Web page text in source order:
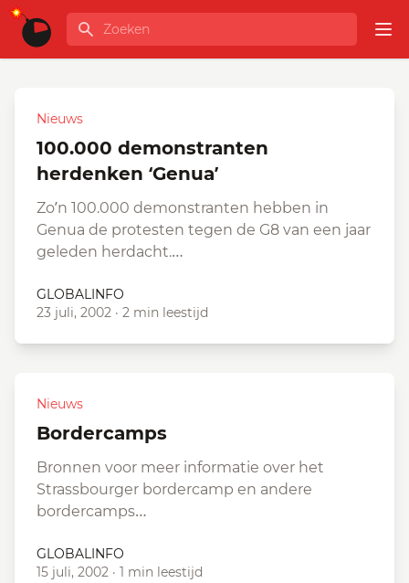
Ga naar de inhoud
GLOBALINFO
Zoeken
Nieuws
100.000 demonstranten
herdenken ‘Genua’
Zo’n 100.000 demonstranten hebben in
Genua de protesten tegen de G8 van een jaar
geleden herdacht.…
GLOBALINFO
23 juli, 2002 · 2 min leestijd
Nieuws
bordercamps
Bronnen voor meer informatie over het
Strassbourger bordercamp en andere
bordercamps…
GLOBALINFO
15 juli, 2002 · 1 min leestijd